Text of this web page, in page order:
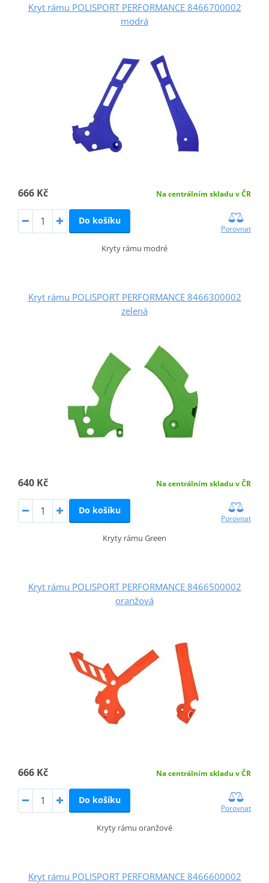
Kryt rámu POLISPORT PERFORMANCE 8466700002
modrá
666 Kč Na centrálním skladu v ČR
Do košíku
Porovnat
Kryty rámu modré
Kryt rámu POLISPORT PERFORMANCE 8466300002
zelená
640 Kč Na centrálním skladu v ČR
Do košíku
Porovnat
Kryty rámu Green
Kryt rámu POLISPORT PERFORMANCE 8466500002
oranžová
666 Kč Na centrálním skladu v ČR
Do košíku
Porovnat
Kryty rámu oranžové
Kryt rámu POLISPORT PERFORMANCE 8466600002